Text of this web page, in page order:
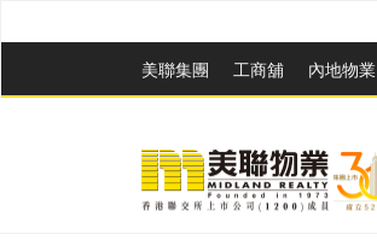
美聯集團 工商舖 內地物業